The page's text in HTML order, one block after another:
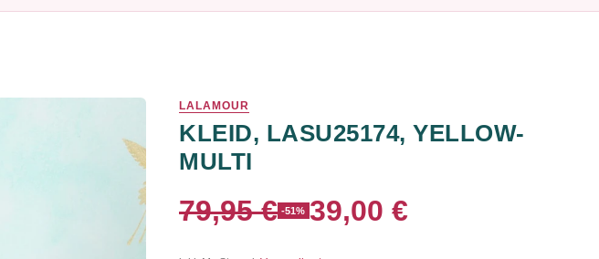
LALAMOUR
KLEID, LASU25174, YELLOW-
MULTI
79,95 € -51% 39,00 €